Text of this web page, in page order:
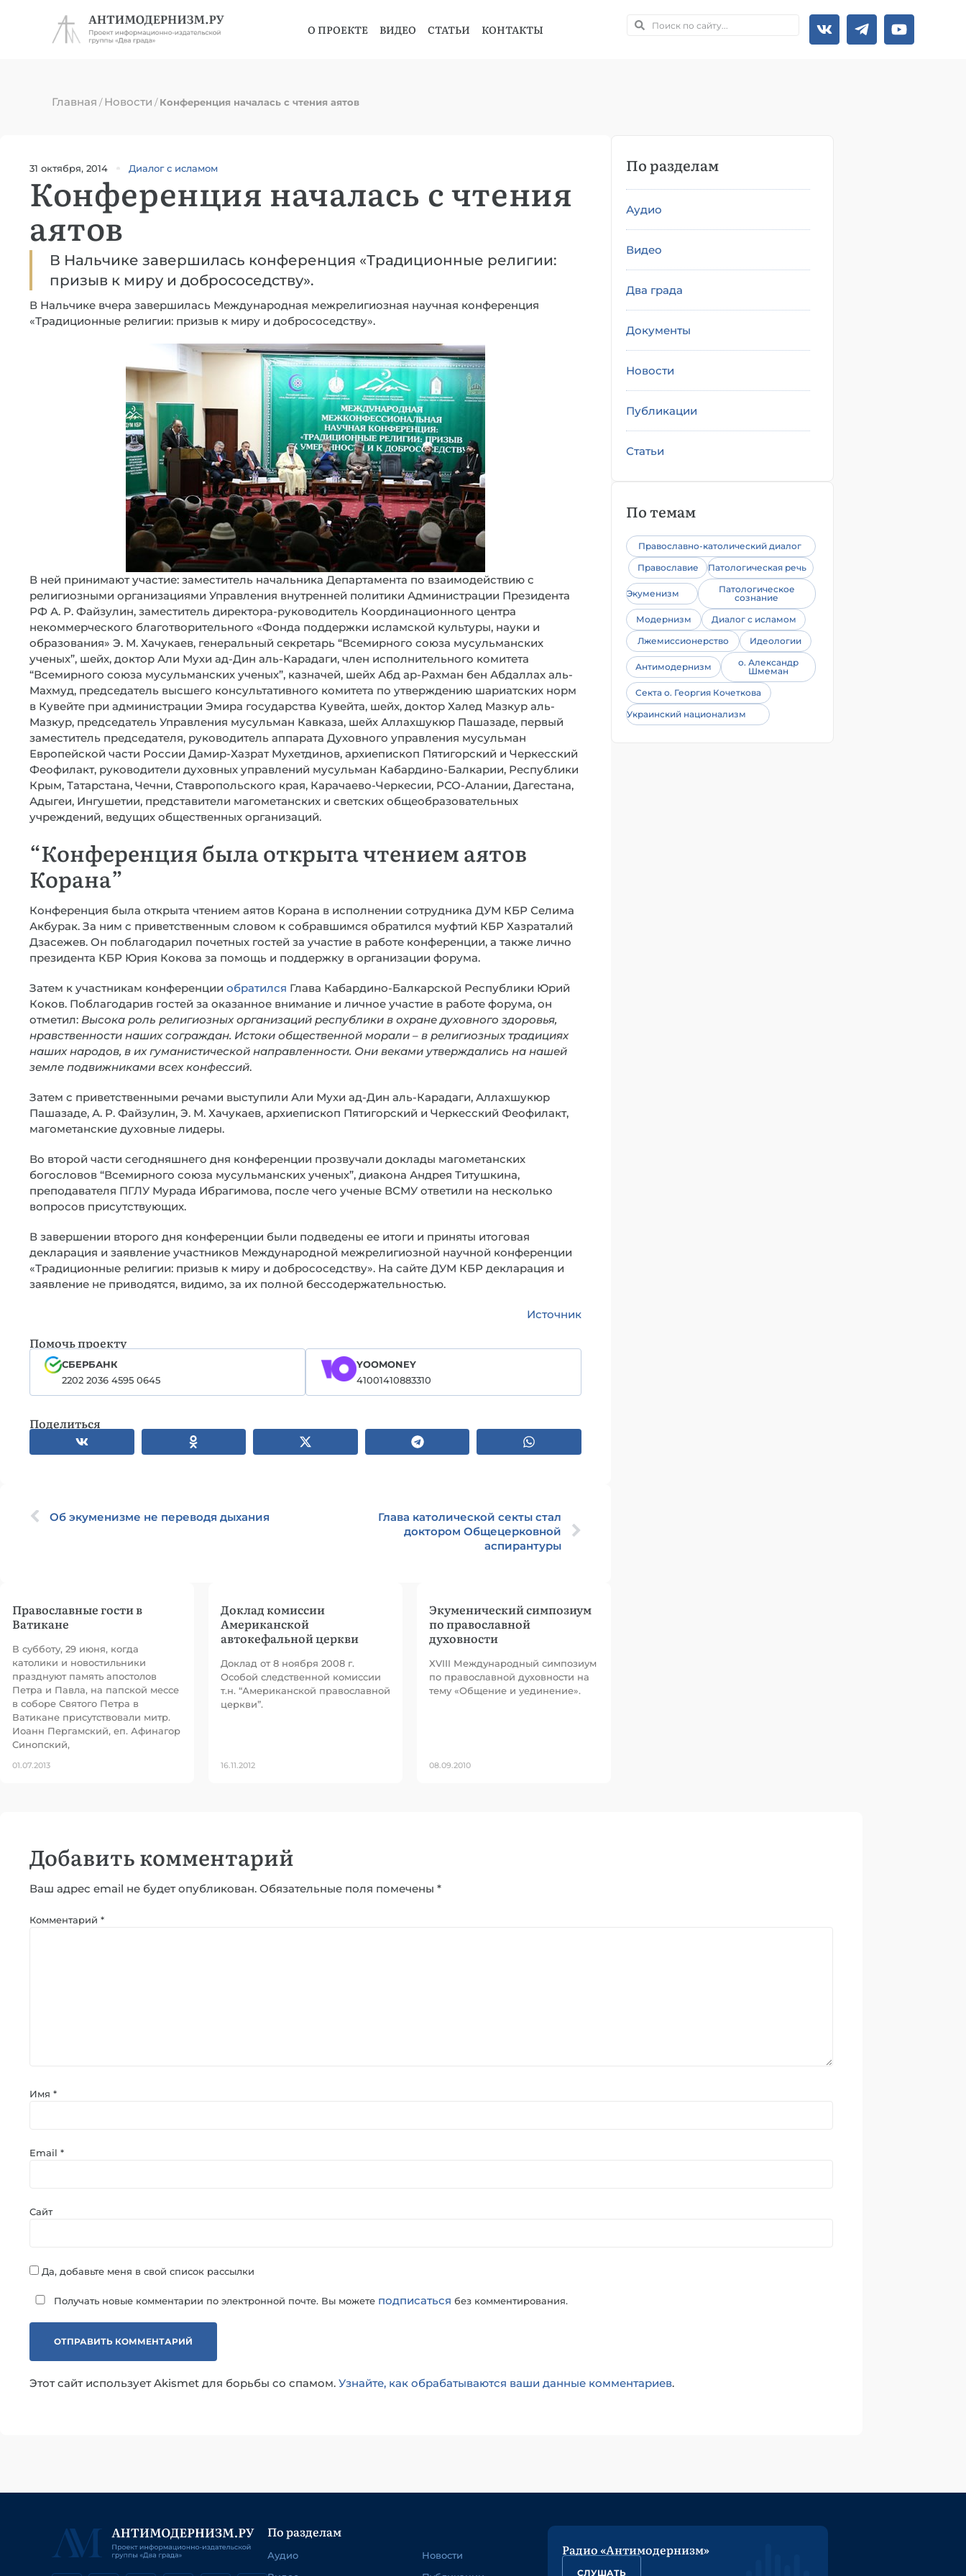
О ПРОЕКТЕ ВИДЕО СТАТЬИ КОНТАКТЫ
Главная /Новости /Конференция началась с чтения аятов
31 октября, 2014 Диалог с исламом
Конференция началась с чтения
аятов
В Нальчике завершилась конференция «Традиционные религии:
призыв к миру и добрососедству».
В Нальчике вчера завершилась Международная межрелигиозная научная конференция
«Традиционные религии: призыв к миру и добрососедству».
В ней принимают участие: заместитель начальника Департамента по взаимодействию с
религиозными организациями Управления внутренней политики Администрации Президента
РФ А. Р. Файзулин, заместитель директора-руководитель Координационного центра
некоммерческого благотворительного «Фонда поддержки исламской культуры, науки и
образования» Э. М. Хачукаев, генеральный секретарь “Всемирного союза мусульманских
ученых”, шейх, доктор Али Мухи ад-Дин аль-Карадаги, член исполнительного комитета
“Всемирного союза мусульманских ученых”, казначей, шейх Абд ар-Рахман бен Абдаллах аль-
Махмуд, председатель высшего консультативного комитета по утверждению шариатских норм
в Кувейте при администрации Эмира государства Кувейта, шейх, доктор Халед Мазкур аль-
Мазкур, председатель Управления мусульман Кавказа, шейх Аллахшукюр Пашазаде, первый
заместитель председателя, руководитель аппарата Духовного управления мусульман
Европейской части России Дамир-Хазрат Мухетдинов, архиепископ Пятигорский и Черкесский
Феофилакт, руководители духовных управлений мусульман Кабардино-Балкарии, Республики
Крым, Татарстана, Чечни, Ставропольского края, Карачаево-Черкесии, РСО-Алании, Дагестана,
Адыгеи, Ингушетии, представители магометанских и светских общеобразовательных
учреждений, ведущих общественных организаций.
“Конференция была открыта чтением аятов
Корана”
Конференция была открыта чтением аятов Корана в исполнении сотрудника ДУМ КБР Селима
Акбурак. За ним с приветственным словом к собравшимся обратился муфтий КБР Хазраталий
Дзасежев. Он поблагодарил почетных гостей за участие в работе конференции, а также лично
президента КБР Юрия Кокова за помощь и поддержку в организации форума.
Затем к участникам конференции обратился Глава Кабардино-Балкарской Республики Юрий
Коков. Поблагодарив гостей за оказанное внимание и личное участие в работе форума, он
отметил: Высока роль религиозных организаций республики в охране духовного здоровья,
нравственности наших сограждан. Истоки общественной морали – в религиозных традициях
наших народов, в их гуманистической направленности. Они веками утверждались на нашей
земле подвижниками всех конфессий.
Затем с приветственными речами выступили Али Мухи ад-Дин аль-Карадаги, Аллахшукюр
Пашазаде, А. Р. Файзулин, Э. М. Хачукаев, архиепископ Пятигорский и Черкесский Феофилакт,
магометанские духовные лидеры.
Во второй части сегодняшнего дня конференции прозвучали доклады магометанских
богословов “Всемирного союза мусульманских ученых”, диакона Андрея Титушкина,
преподавателя ПГЛУ Мурада Ибрагимова, после чего ученые ВСМУ ответили на несколько
вопросов присутствующих.
В завершении второго дня конференции были подведены ее итоги и приняты итоговая
декларация и заявление участников Международной межрелигиозной научной конференции
«Традиционные религии: призыв к миру и добрососедству». На сайте ДУМ КБР декларация и
заявление не приводятся, видимо, за их полной бессодержательностью.
Источник
Помочь проекту
СБЕРБАНК
2202 2036 4595 0645
YOOMONEY
41001410883310
Поделиться
Об экуменизме не переводя дыхания
Глава католической секты стал
доктором Общецерковной
аспирантуры
Православные гости в
Ватикане
В субботу, 29 июня, когда
католики и новостильники
празднуют память апостолов
Петра и Павла, на папской мессе
в соборе Святого Петра в
Ватикане присутствовали митр.
Иоанн Пергамский, еп. Афинагор
Синопский,
01.07.2013
Доклад комиссии
Американской
автокефальной церкви
Доклад от 8 ноября 2008 г.
Особой следственной комиссии
т.н. “Американской православной
церкви”.
16.11.2012
Экуменический симпозиум
по православной
духовности
XVIII Международный симпозиум
по православной духовности на
тему «Общение и уединение».
08.09.2010
По разделам
Аудио
Видео
Два града
Документы
Новости
Публикации
Статьи
По темам
Православно-католический диалог
Православие
Патологическая речь
Экуменизм
Патологическое
сознание
Модернизм
Диалог с исламом
Лжемиссионерство
Идеологии
Антимодернизм
о. Александр
Шмеман
Секта о. Георгия Кочеткова
Украинский национализм
Добавить комментарий
Ваш адрес email не будет опубликован. Обязательные поля помечены *
Комментарий *
Имя *
Email *
Сайт
Да, добавьте меня в свой список рассылки
Получать новые комментарии по электронной почте. Вы можете подписаться без комментирования.
Этот сайт использует Akismet для борьбы со спамом. Узнайте, как обрабатываются ваши данные комментариев.
По разделам
Аудио
Новости
Радио «Антимодернизм»
СЛУШАТЬ